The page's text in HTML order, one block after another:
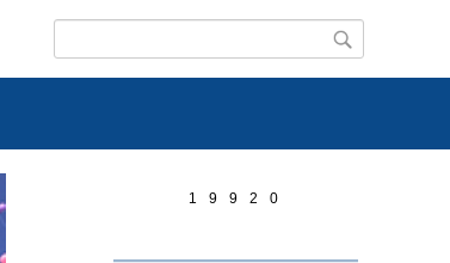
1 9 9 2 0